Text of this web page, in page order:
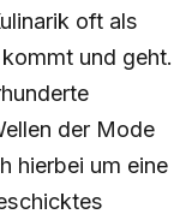
oft als
und geht.
der Mode
hierbei um eine